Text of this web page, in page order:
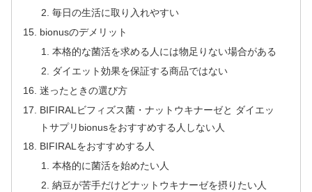
毎日の生活に取り入れやすい
bionusのデメリット
本格的な菌活を求める人には物足りない場合がある
ダイエット効果を保証する商品ではない
迷ったときの選び方
BIFIRALビフィズス菌・ナットウキナーゼと ダイエッ
トサプリbionusをおすすめする人しない人
BIFIRALをおすすめする人
本格的に菌活を始めたい人
納豆が苦手だけどナットウキナーゼを摂りたい人